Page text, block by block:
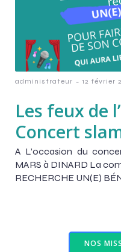
administrateur - 12 février
Les feux de
Concert
A L’occasion du
MARS à DINARD La
RECHERCHE UN(E)
NOS